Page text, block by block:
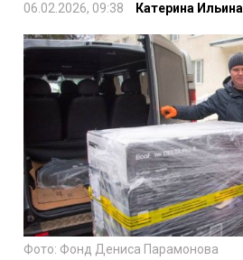
06.02.2026, 09:38 Катерина Ильина
Фото: Фонд Дениса Парамонова